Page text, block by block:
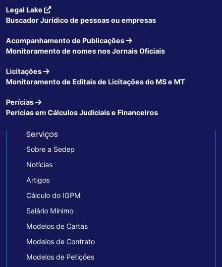
Legal Lake
Buscador Jurídico de pessoas ou empresas
Acompanhamento de Publicações
Monitoramento de nomes nos Jornais Oficiais
Licitações
Monitoramento de Editais de Licitações do MS e MT
Perícias
Perícias em Cálculos Judiciais e Financeiros
Serviços
Sobre a Sedep
Notícias
Artigos
Cálculo do IGPM
Salário Mínimo
Modelos de Cartas
Modelos de Contrato
Modelos de Petições